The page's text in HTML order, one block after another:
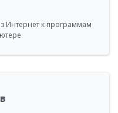
Интернет к программам